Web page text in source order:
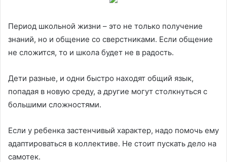
Период школьной жизни – это не только получение
знаний, но и общение со сверстниками. Если общение
не сложится, то и школа будет не в радость.
Дети разные, и одни быстро находят общий язык,
попадая в новую среду, а другие могут столкнуться с
большими сложностями.
Если у ребенка застенчивый характер, надо помочь ему
адаптироваться в коллективе. Не стоит пускать дело на
самотек.